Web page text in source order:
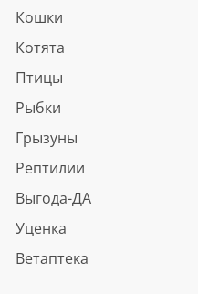
Кошки
Котята
Птицы
Рыбки
Грызуны
Рептилии
Выгода-ДА
Уценка
Ветаптека